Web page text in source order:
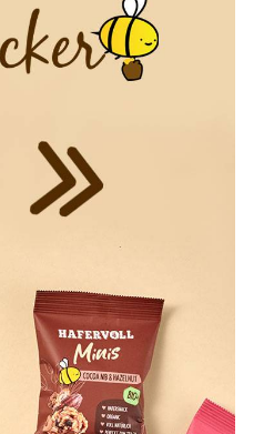
& Banana - 8er Box
Minis Raspberry & Banana mit